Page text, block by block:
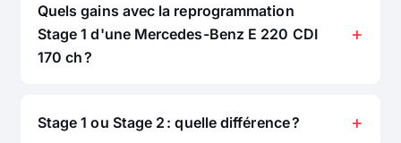
Quels gains avec la reprogrammation
Stage 1 d'une Mercedes-Benz E 220 CDI
170 ch ?
Stage 1 ou Stage 2 : quelle différence ?